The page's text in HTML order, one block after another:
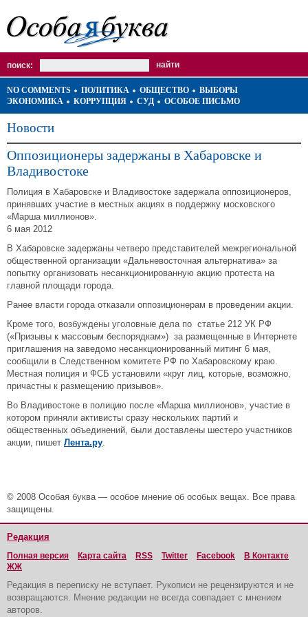
поиск:
NO COMMENTS ПОЛИТИКА ОБЩЕСТВО
ВЫБОРЫ
ЭКОНОМИКА
КОРРУПЦИЯ СУД ОСОБОЕ ПИСЬМО
Новости
Оппозиционеры задержаны в Хабаровске и
Владивостоке
Полиция в Хабаровске и Владивостоке задержала оппозиционеров,
принявших участие в местных акциях в поддержку московского
«Марша миллионов».
6 мая 2012
В Хабаровске задержаны четверо представителей межрегиональной
общественной организации «Дальневосточная альтернатива» за
попытку организовать несанкционированную акцию протеста на
главной площади города.
Ранее власти города отказали оппозиционерам в проведении акции.
Кроме того, возбуждены уголовные дела по статье 212 УК РФ
(«Призывы к массовым беспорядкам») за размещенные в Интернете
приглашения на заведомо несанкционированный митинг 6 мая,
сообщили в Следственном комитете РФ по Хабаровскому краю.
Местная полиция и ФСБ установили «круг лиц, которые, возможно,
причастны к размещению призывов».
Во Владивостоке в полицию после «Марша миллионов», участие в
котором приняли активисты сразу нескольких партий и
общественных объединений, были доставлены шестеро участников
акции, пишет Лента.ру.
© 2008 Особая буква — особое мнение об особых вещах. Все права
защищены.
Редакция
Полная версия Карта сайта RSS Twitter Facebook
В Контакте
ЖЖ
Редакция в переписку не вступает. Рукописи не рецензируются и не
возвращаются. Мнение редакции не всегда совпадает с мнением
авторов.